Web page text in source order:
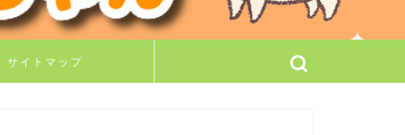
サイトマップ